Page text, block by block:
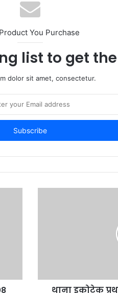
You Purchase
list to get
dolor sit amet, consectetur.
थाना इकोटेक